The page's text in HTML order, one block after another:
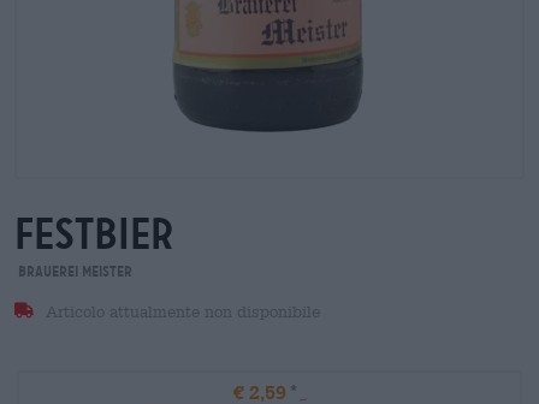
festbier
Brauerei Meister
Articolo attualmente non disponibile
€ 2,59